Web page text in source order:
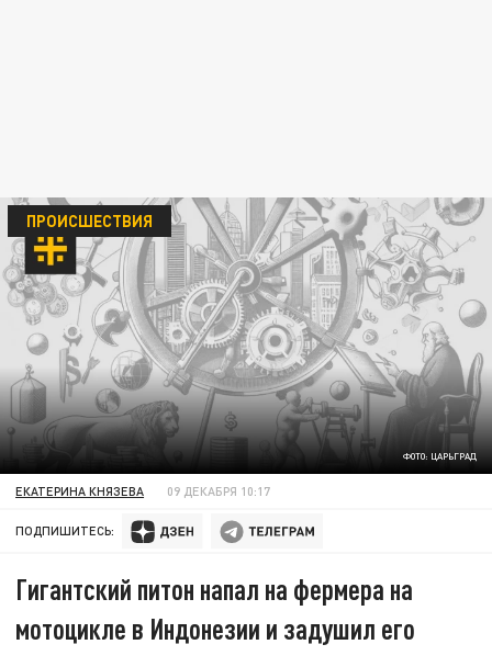
ФОТО: ЦАРЬГРАД
ПРОИСШЕСТВИЯ
ЕКАТЕРИНА КНЯЗЕВА 09 ДЕКАБРЯ 10:17
ПОДПИШИТЕСЬ:
Гигантский питон напал на фермера на
мотоцикле в Индонезии и задушил его